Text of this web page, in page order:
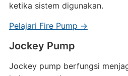
ketika sistem digunakan.
Pelajari Fire Pump →
Jockey Pump
Jockey pump berfungsi